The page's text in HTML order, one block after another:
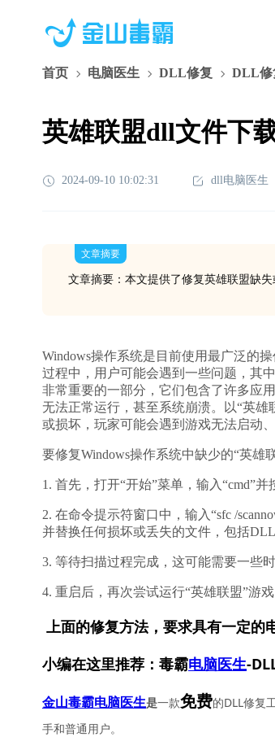
首页 电脑医生 DLL修复 DLL修
英雄联盟dll文件下
2024-09-10 10:02:31 dll电脑医生
文章摘要
文章摘要：本文提供了修复英雄联盟缺
Windows操作系统是目前使用最广泛的
过程中，用户可能会遇到一些问题，其
非常重要的一部分，它们包含了许多应
无法正常运行，甚至系统崩溃。以“英
或损坏，玩家可能会遇到游戏无法启动
要修复Windows操作系统中缺少的“英雄
1. 首先，打开“开始”菜单，输入“cmd”
2. 在命令提示符窗口中，输入“sfc /
并替换任何损坏或丢失的文件，包括DLL
3. 等待扫描过程完成，这可能需要一些
4. 重启后，再次尝试运行“英雄联盟”游
上面的修复方法，要求具有一定的
小编在这里推荐：毒霸电脑医生-
金山毒霸电脑医生是一款免费的DLL修复
手和普通用户。